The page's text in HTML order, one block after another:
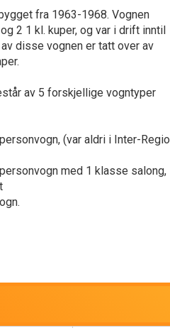
fra 1963-1968. Vognen
2 1 kl. kuper, og var i drift inntil
disse vognen er tatt over av
av 5 forskjellige vogntyper
(var aldri i Inter-Regio
med 1 klasse salong,